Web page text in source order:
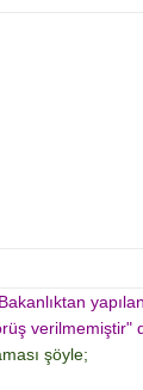
verilmemiştir"
şöyle;